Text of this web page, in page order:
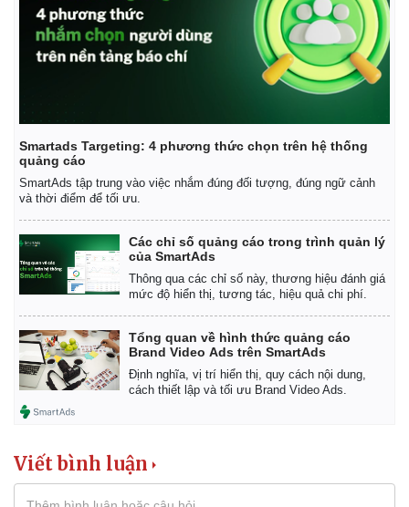
Giá cà phê
Smartads Targeting: 4 phương thức chọn trên hệ thống
quảng cáo
SmartAds tập trung vào việc nhắm đúng đối tượng, đúng ngữ cảnh
và thời điểm để tối ưu.
Các chỉ số quảng cáo trong trình quản lý
của SmartAds
Thông qua các chỉ số này, thương hiệu đánh giá
mức độ hiển thị, tương tác, hiệu quả chi phí.
Tổng quan về hình thức quảng cáo
Brand Video Ads trên SmartAds
Định nghĩa, vị trí hiển thị, quy cách nội dung,
cách thiết lập và tối ưu Brand Video Ads.
Viết bình luận